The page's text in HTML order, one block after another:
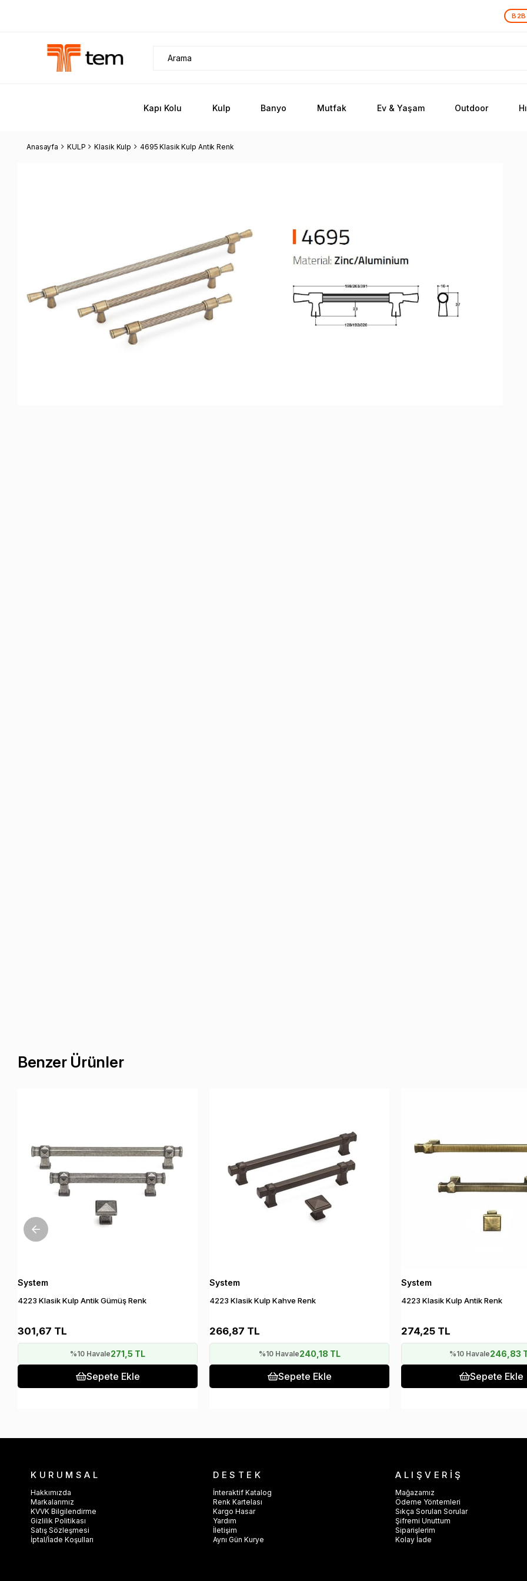
Kapı Kolu Kulp Banyo Mutfak Ev & Yaşam Outdoor
Anasayfa KULP Klasik Kulp 4695 Klasik Kulp Antik Renk
Benzer Ürünler
System
4223 Klasik Kulp Antik Gümüş Renk
301,67 TL
%10 Havale271,5 TL
Sepete Ekle
System
4223 Klasik Kulp Kahve Renk
266,87 TL
%10 Havale240,18 TL
Sepete Ekle
System
4223 Klasik Kulp Antik Renk
274,25 TL
%10 Havale246,83
Sepete Ekle
KURUMSAL
Hakkımızda
Markalarımız
KVVK Bilgilendirme
Gizlilik Politikası
Satış Sözleşmesi
İptal/İade Koşulları
DESTEK
İnteraktif Katalog
Renk Kartelası
Kargo Hasar
Yardım
İletişim
Aynı Gün Kurye
ALIŞVERİŞ
Mağazamız
Ödeme Yöntemleri
Sıkça Sorulan Sorular
Şifremi Unuttum
Siparişlerim
Kolay İade